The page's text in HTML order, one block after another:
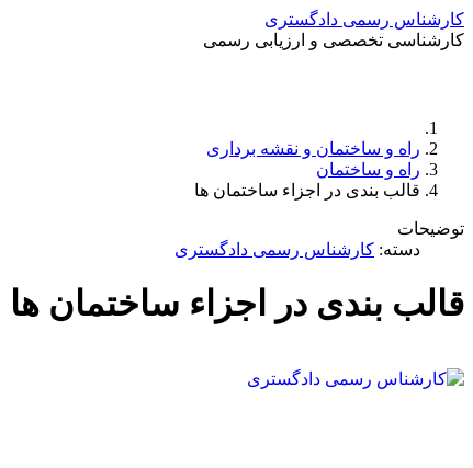
کارشناس رسمی دادگستری
کارشناسی تخصصی و ارزیابی رسمی
راه و ساختمان و نقشه برداری
راه و ساختمان
قالب بندی در اجزاء ساختمان ها
توضیحات
دسته: کارشناس رسمی دادگستری
قالب بندی در اجزاء ساختمان ها